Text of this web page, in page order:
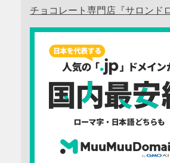
チョコレート専門店『サロンド